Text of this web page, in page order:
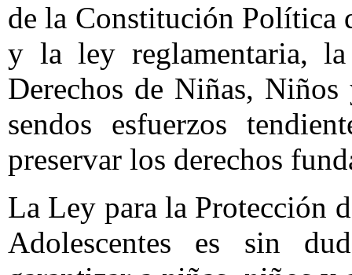
de la Constitución Política
y la ley reglamentaria,
Derechos de Niñas,
sendos esfuerzos
preservar los derechos
La Ley para la Protección
Adolescentes es sin